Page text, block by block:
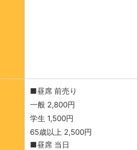
■昼席 前売り
一般 2,800円
学生 1,500円
65歳以上 2,500円
■昼席 当日